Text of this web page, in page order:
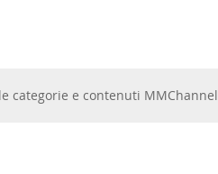
categorie e contenuti MMChannel